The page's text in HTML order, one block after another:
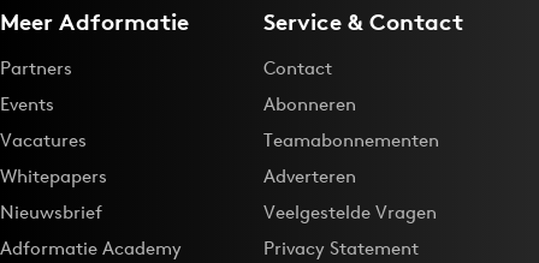
Meer Adformatie
Partners
Events
Vacatures
Whitepapers
Nieuwsbrief
Adformatie Academy
Service & Contact
Contact
Abonneren
Teamabonnementen
Adverteren
Veelgestelde Vragen
Privacy Statement